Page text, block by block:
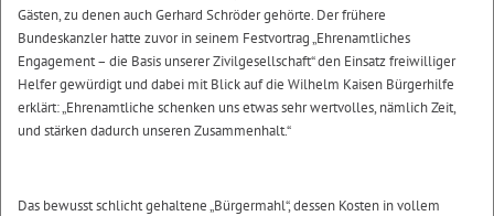
Gästen, zu denen auch Gerhard Schröder gehörte. Der frühere
Bundeskanzler hatte zuvor in seinem Festvortrag „Ehrenamtliches
Engagement – die Basis unserer Zivilgesellschaft“ den Einsatz freiwilliger
Helfer gewürdigt und dabei mit Blick auf die Wilhelm Kaisen Bürgerhilfe
erklärt: „Ehrenamtliche schenken uns etwas sehr wertvolles, nämlich Zeit,
und stärken dadurch unseren Zusammenhalt.“
Das bewusst schlicht gehaltene „Bürgermahl“, dessen Kosten in vollem